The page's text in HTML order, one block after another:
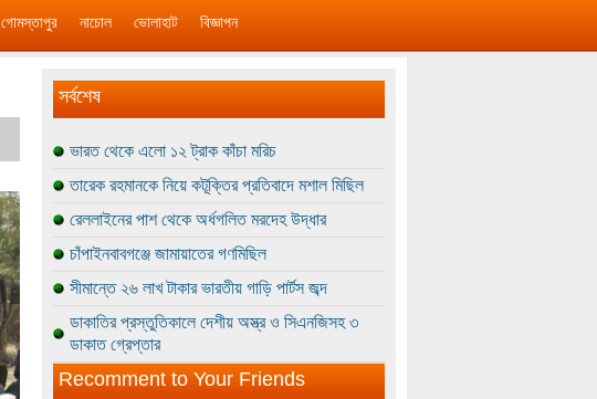
গোমস্তাপুর নাচোল ভোলাহাট বিজ্ঞাপন
সর্বশেষ
ভারত থেকে এলো ১২ ট্রাক কাঁচা মরিচ
তারেক রহমানকে নিয়ে কটূক্তির প্রতিবাদে মশাল মিছিল
রেললাইনের পাশ থেকে অর্ধগলিত মরদেহ উদ্ধার
চাঁপাইনবাবগঞ্জে জামায়াতের গণমিছিল
সীমান্তে ২৬ লাখ টাকার ভারতীয় গাড়ি পার্টস জব্দ
ডাকাতির প্রস্তুতিকালে দেশীয় অস্ত্র ও সিএনজিসহ ৩
ডাকাত গ্রেপ্তার
Recomment to Your Friends